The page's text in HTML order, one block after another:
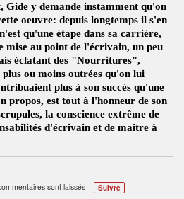
y demande instamment qu'on
oeuvre: depuis longtemps il s'en
qu'une étape dans sa carrière,
mise au point de l'écrivain, un peu
éclatant des "Nourritures",
ou moins outrées qu'on lui
plus à son succès qu'une
propos, est tout à l'honneur de son
la conscience extrême de
d'écrivain et de maître à
sont laissés –
Suivre